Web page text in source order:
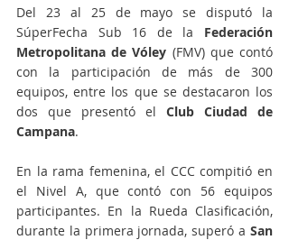
Del 23 al 25 de mayo se disputó la
SúperFecha Sub 16 de la Federación
Metropolitana de Vóley (FMV) que contó
con la participación de más de 300
equipos, entre los que se destacaron los
dos que presentó el Club Ciudad de
Campana.
En la rama femenina, el CCC compitió en
el Nivel A, que contó con 56 equipos
participantes. En la Rueda Clasificación,
durante la primera jornada, superó a San